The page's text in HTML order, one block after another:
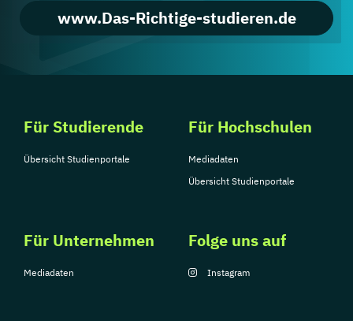
www.Das-Richtige-studieren.de
Für Studierende
Übersicht Studienportale
Für Hochschulen
Mediadaten
Übersicht Studienportale
Für Unternehmen
Mediadaten
Folge uns auf
Instagram